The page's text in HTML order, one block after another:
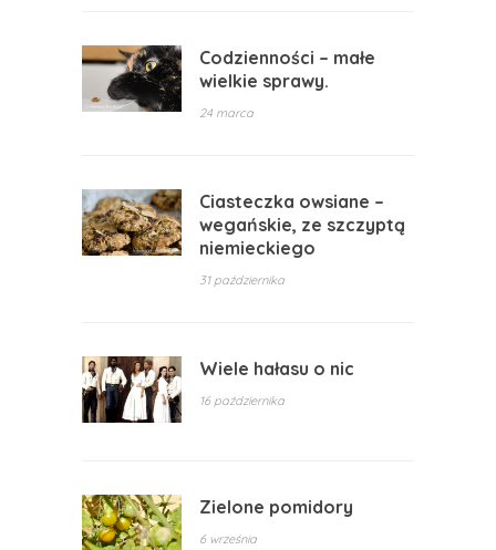
Codzienności – małe
wielkie sprawy.
24 marca
Ciasteczka owsiane –
wegańskie, ze szczyptą
niemieckiego
31 października
Wiele hałasu o nic
16 października
Zielone pomidory
6 września